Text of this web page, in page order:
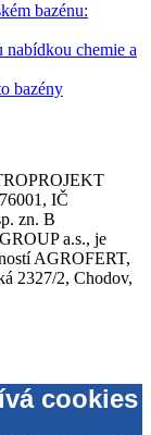
bazénu:
nabídkou chemie a
bazény
IČ
zn. B
a.s., je
AGROFERT,
2327/2, Chodov,
cookies